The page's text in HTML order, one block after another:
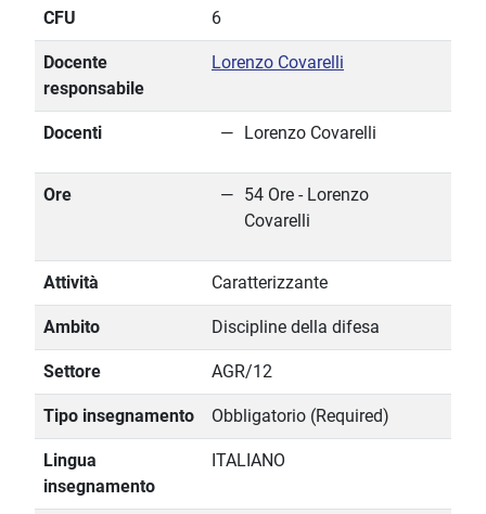
CFU 6
Docente
responsabile
Lorenzo Covarelli
Docenti Lorenzo Covarelli
Ore
54 Ore - Lorenzo
Covarelli
Attività Caratterizzante
Ambito Discipline della difesa
Settore AGR/12
Tipo insegnamento Obbligatorio (Required)
Lingua
insegnamento
ITALIANO